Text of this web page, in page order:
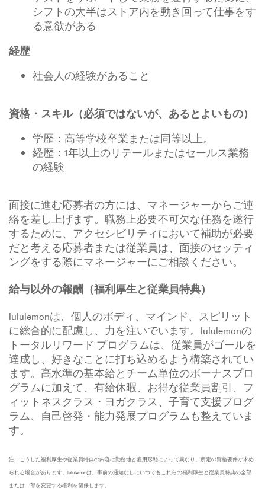
シフトの大半はストア内を動き回って仕事をす
る意欲がある
経歴
社会人の経験があること
資格・スキル（必須ではないが、あるとよいもの）
学歴：高等学校卒業または同等以上。
経歴：1年以上のリテールまたはセールス業務
の経験
面接に進む応募者の方には、マネージャーからご連
絡を差し上げます。職務上必要不可欠な任務を遂行
するために、アクセシビリティにおいて補助が必要
だと考える応募者または従業員は、面接のセッティ
ングをする際にマネージャーにご相談ください。
給与以外の報酬（福利厚生と従業員特典）
lululemonは、個人のボディ、マインド、スピリット
に総合的に配慮し、力を注いでいます。lululemonの
トータルリワード プログラムは、従業員がゴールを
達成し、好きなことに打ち込めるよう構築されてい
ます。高水準の基本給とチーム単位のボーナスプロ
グラムに加えて、有給休暇、お得な従業員割引、フ
ィットネスクラス・ヨガクラス、子育て支援プログ
ラム、自己啓発・能力発展プログラムも整えていま
す。
注：こうした福利厚生や従業員特典の内容は勤務地と雇用形態によって異なり、所定の資格要件が求め
られる場合があります。lululemonは、事前の通知なしにいつでもこれらの福利厚生と従業員特典の全部
または一部を変更する権利を留保します。